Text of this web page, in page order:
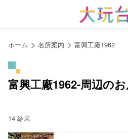
ホーム 名所案内 富興工廠1962
富興工廠1962-周辺の
14 結果